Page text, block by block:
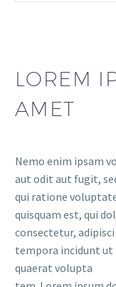
LOREM
AMET
Nemo enim ipsam
aut odit aut fugit,
qui ratione
quisquam est, qui
consectetur,
tempora incidunt ut
quaerat volupta